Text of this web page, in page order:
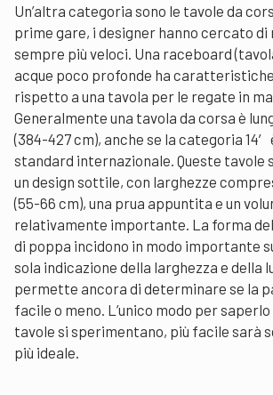
Un’altra categoria sono le tavole da
prime gare, i designer hanno cercato
sempre più veloci. Una raceboard
acque poco profonde ha
rispetto a una tavola per le regate in
Generalmente una tavola da corsa è
(384-427 cm), anche se la categoria
standard internazionale. Queste tavole
un design sottile, con larghezze
(55-66 cm), una prua appuntita e un
relativamente importante. La forma
di poppa incidono in modo importante
sola indicazione della larghezza e della
permette ancora di determinare se la
facile o meno. L’unico modo per
tavole si sperimentano, più facile sarà
più ideale.